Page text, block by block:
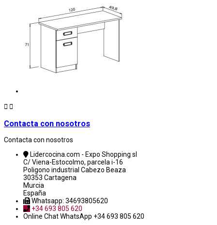
 
Contacta con nosotros
Contacta con nosotros
Lidercocina.com - Expo Shopping sl
C/ Viena-Estocolmo, parcela i-16
Poligono industrial Cabezo Beaza
30353 Cartagena
Murcia
España
Whatsapp: 34693805620
+34 693 805 620
Online ChatWhatsApp +34 693 805 620